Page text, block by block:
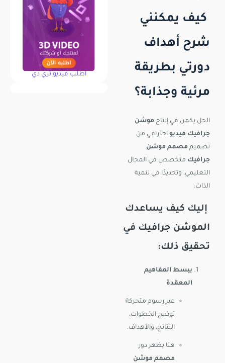
كيف يمكنني
شرح أهداف
دورتي بطريقة
مرئية وجذابة؟
الحل يكمن في إنتاج موشن
جرافيك فيديو احترافي من
تصميم مصمم موشن
جرافيك متخصص في المجال
التعليمي، وتحديدًا في تنمية
الذات.
إليك كيف يساعدك
الموشن جرافيك في
تحقيق ذلك:
يبسط المفاهيم
المعقدة
عبر رسوم متحركة
توضح الخطوات،
النتائج، والأهداف.
هنا يظهر دور
مصمم موشن
اطلب فيديو ثري دي